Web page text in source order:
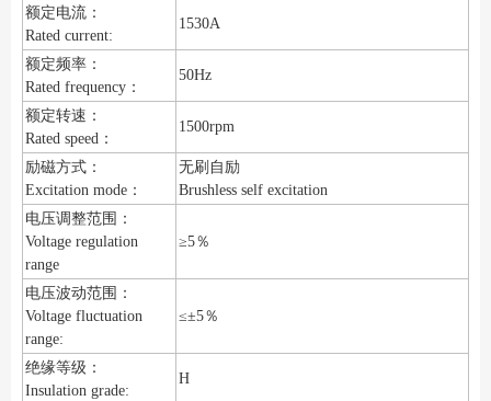
额定电流：
Rated current:
1530A
额定频率：
Rated frequency：
50Hz
额定转速：
Rated speed：
1500rpm
励磁方式：
Excitation mode：
无刷自励
Brushless self excitation
电压调整范围：
Voltage regulation
range
≥5％
电压波动范围：
Voltage fluctuation
range:
≤±5％
绝缘等级：
Insulation grade:
H